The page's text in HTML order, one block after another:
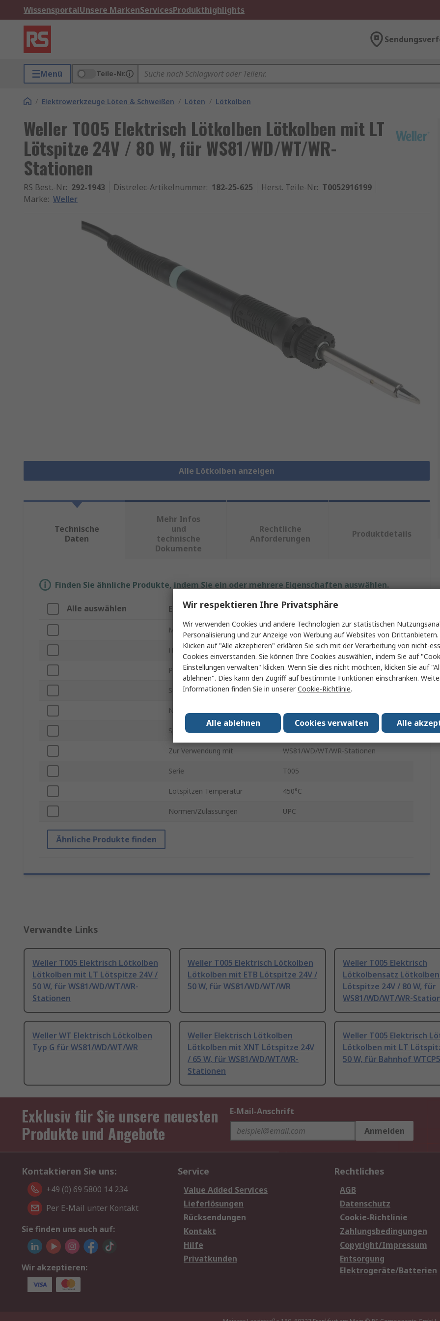
WissensportalUnsere MarkenServicesProdukthighlights
Menü Teile-Nr.
/ Elektrowerkzeuge Löten & Schweißen / Löten / Lötkolben
Weller T005 Elektrisch Lötkolben Lötkolben mit LT
Lötspitze 24V / 80 W, für WS81/WD/WT/WR-
Stationen
RS Best.-Nr.: 292-1943 Distrelec-Artikelnummer: 182-25-625 Herst. Teile-Nr.: T0052916199
Marke: Weller
Alle Lötkolben anzeigen
Technische
Daten
Mehr Infos
und
technische
Dokumente
Rechtliche
Anforderungen
Produktdetails
Finden Sie ähnliche Produkte, indem Sie ein oder mehrere Eigenschaften auswählen.
Alle auswählen Eigenschaft Wert
Marke
Heizquellen Typ Elektrisch
Produkt Typ Lötkolben
Subtyp Lötkolben
Nennleistung
Spitzenserie LT
Zur Verwendung mit WS81/WD/WT/WR-Stationen
Serie T005
Lötspitzen Temperatur 450°C
Normen/Zulassungen UPC
Ähnliche Produkte finden
Verwandte Links
Weller T005 Elektrisch Lötkolben
Lötkolben mit LT Lötspitze 24V /
50 W, für WS81/WD/WT/WR-
Stationen
Weller T005 Elektrisch Lötkolben
Lötkolben mit ETB Lötspitze 24V /
50 W, für WS81/WD/WT/WR
Weller T005 Elektrisch
Lötkolbensatz
Lötspitze 24V / 80 W, für
WS81/WD/WT/WR-
Weller WT Elektrisch Lötkolben
Typ G für WS81/WD/WT/WR
Weller Elektrisch Lötkolben
Lötkolben mit XNT Lötspitze 24V
/ 65 W, für WS81/WD/WT/WR-
Stationen
Weller T005 Elektrisch
Lötkolben mit LT
50 W, für Bahnhof
Exklusiv für Sie unsere neuesten
Produkte und Angebote
E-Mail-Anschrift
Anmelden
Kontaktieren Sie uns:
+49 (0) 69 5800 14 234
Per E-Mail unter Kontakt
Sie finden uns auch auf:
Wir akzeptieren:
Service
Value Added Services
Lieferlösungen
Rücksendungen
Kontakt
Hilfe
Privatkunden
Rechtliches
AGB
Datenschutz
Cookie-Richtlinie
Zahlungsbedingungen
Copyright/Impressum
Entsorgung
Elektrogeräte/Batterien
Wir respektieren Ihre Privatsphäre
Wir verwenden Cookies und andere Technologien zur statistischen
Personalisierung und zur Anzeige von Werbung auf Websites von
Klicken auf "Alle akzeptieren" erklären Sie sich mit der Verarbeitung von nicht-
Cookies einverstanden. Sie können Ihre Cookies auswählen, indem Sie auf
Einstellungen verwalten" klicken. Wenn Sie dies nicht möchten, klicken Sie auf
ablehnen". Dies kann den Zugriff auf bestimmte Funktionen einschränken.
Informationen finden Sie in unsererCookie-Richtlinie.
Alle
Cookies verwalten
Alle ablehnen